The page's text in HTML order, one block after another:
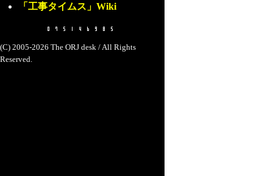
「工事タイムス」Wiki
(C) 2005-2026 The ORJ desk / All Rights
Reserved.